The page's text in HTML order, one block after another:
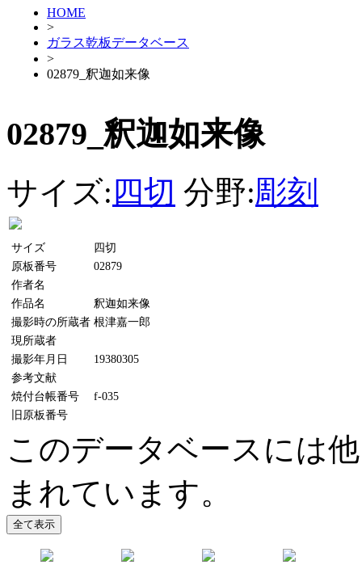
HOME
>
ガラス乾板データベース
>
02879_釈迦如来像
02879_釈迦如来像
サイズ: 四切 分野:彫刻
サイズ
四切
原板番号
02879
作者名
作品名
釈迦如来像
撮影時の所蔵者 根津嘉一郎
現所蔵者
撮影年月日
19380305
参考文献
焼付台帳番号
f-035
旧原板番号
このデータベースには
まれています。